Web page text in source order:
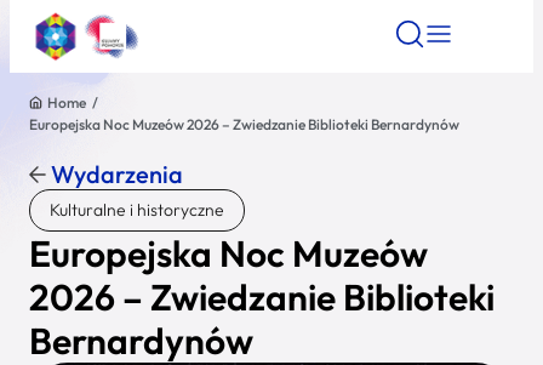
Znajdź atrakcję Znajdź artykuł Znajdź
Znajdź atrakcję
Nazwa atrakcji
Miasto
Kategoria
Home /
Europejska Noc Muzeów 2026 – Zwiedzanie Biblioteki Bernardynów
Wydarzenia
Kulturalne i historyczne
Europejska Noc Muzeów
2026 – Zwiedzanie Biblioteki
Bernardynów